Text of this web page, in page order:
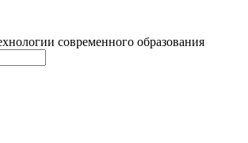
современного образования